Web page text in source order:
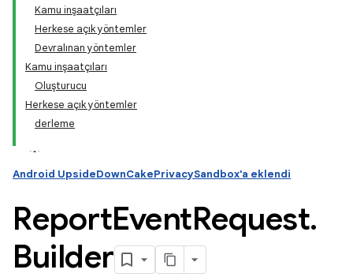
Kamu inşaatçıları
Herkese açık yöntemler
Devralınan yöntemler
Kamu inşaatçıları
Oluşturucu
Herkese açık yöntemler
derleme
Android UpsideDownCakePrivacySandbox'a eklendi
ReportEventRequest.
Builder